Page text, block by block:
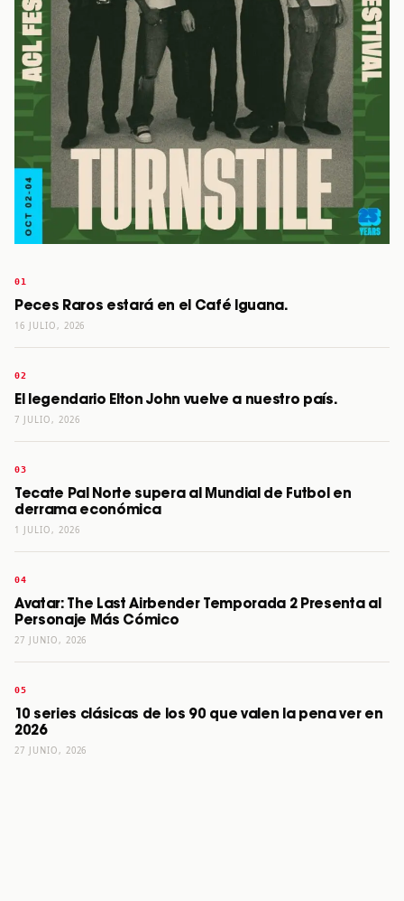
Peces Raros estará en el Café Iguana.
16 JULIO, 2026
El legendario Elton John vuelve a nuestro país.
7 JULIO, 2026
Tecate Pal Norte supera al Mundial de Futbol en
derrama económica
1 JULIO, 2026
Avatar: The Last Airbender Temporada 2 Presenta al
Personaje Más Cómico
27 JUNIO, 2026
10 series clásicas de los 90 que valen la pena ver en
2026
27 JUNIO, 2026